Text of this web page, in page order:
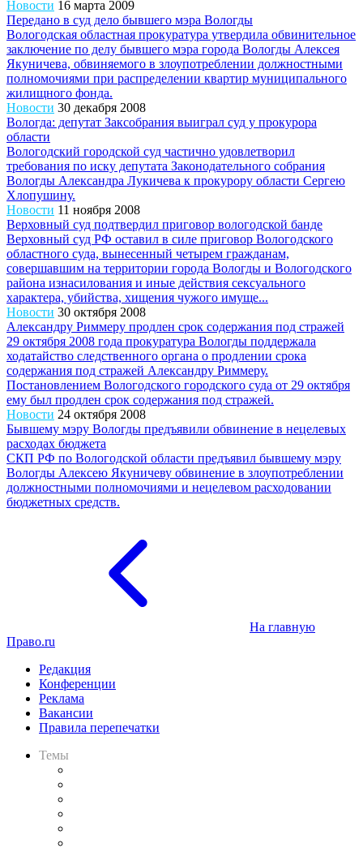
Новости 16 марта 2009
Передано в суд дело бывшего мэра Вологды
Вологодская областная прокуратура утвердила обвинительное
заключение по делу бывшего мэра города Вологды Алексея
Якуничева, обвиняемого в злоупотреблении должностными
полномочиями при распределении квартир муниципального
жилищного фонда.
Новости 30 декабря 2008
Вологда: депутат Заксобрания выиграл суд у прокурора
области
Вологодский городской суд частично удовлетворил
требования по иску депутата Законодательного собрания
Вологды Александра Лукичева к прокурору области Сергею
Хлопушину.
Новости 11 ноября 2008
Верховный суд подтвердил приговор вологодской банде
Верховный суд РФ оставил в силе приговор Вологодского
областного суда, вынесенный четырем гражданам,
совершавшим на территории города Вологды и Вологодского
района изнасилования и иные действия сексуального
характера, убийства, хищения чужого имуще...
Новости 30 октября 2008
Александру Риммеру продлен срок содержания под стражей
29 октября 2008 года прокуратура Вологды поддержала
ходатайство следственного органа о продлении срока
содержания под стражей Александру Риммеру.
Постановлением Вологодского городского суда от 29 октября
ему был продлен срок содержания под стражей.
Новости 24 октября 2008
Бывшему мэру Вологды предъявили обвинение в нецелевых
расходах бюджета
СКП РФ по Вологодской области предъявил бывшему мэру
Вологды Алексею Якуничеву обвинение в злоупотреблении
должностными полномочиями и нецелевом расходовании
бюджетных средств.
На главную
Право.ru
Редакция
Конференции
Реклама
Вакансии
Правила перепечатки
Темы